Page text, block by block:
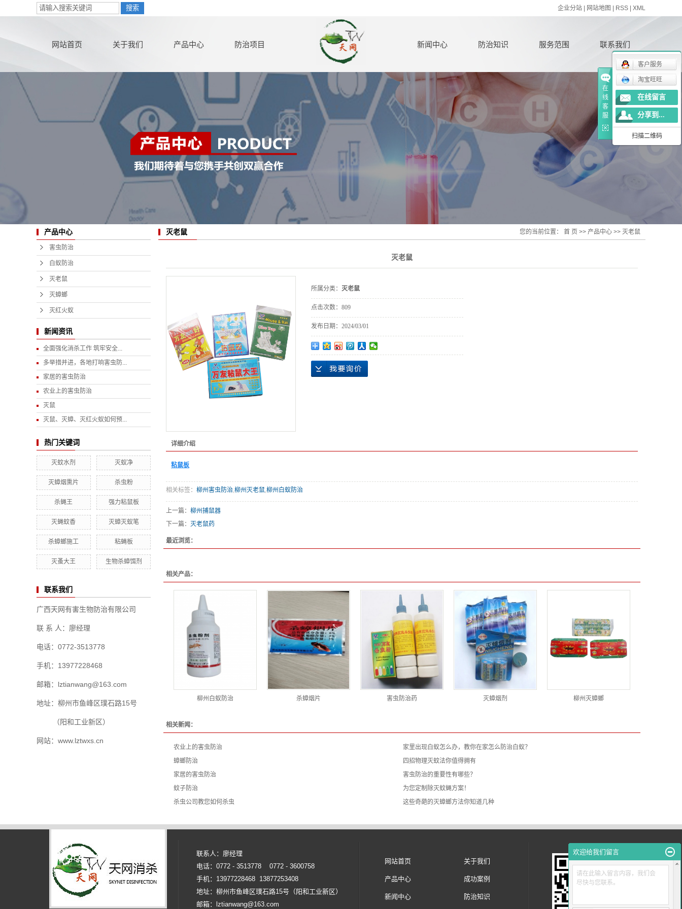
企业分站 网站地图 RSS XML
网站首页 关于我们
联系我们
在线购买
产品中心
白蚁防治
灭老鼠
灭蟑螂
灭红火蚁
防治项目
蟑螂防治
蚊子防治
红火蚁防治
苍蝇防治
白蚁防治
室内外消毒
甲醛处理
保洁服务
新闻中心
行业动态
防治知识
防治知识 服务范围 联系我们
产品中心
害虫防治
白蚁防治
灭老鼠
灭蟑螂
灭红火蚁
新闻资讯
全面强化消杀工作 筑牢安全...
多举措并进，各地打响害虫防...
家居的害虫防治
农业上的害虫防治
灭鼠
灭鼠、灭蟑、灭红火蚁如何预...
热门关键词
灭蚊水剂 灭蚁净
灭蟑烟熏片 杀虫粉
杀蝇王 强力粘鼠板
灭蝇蚊香 灭蟑灭蚁笔
杀蟑螂施工 粘蝇板
灭蚤大王 生物杀蟑饵剂
联系我们
广西天网有害生物防治有限公司
联 系 人：廖经理
电话：0772-3513778
手机：13977228468
邮箱：lztianwang@163.com
地址：柳州市鱼峰区璞石路15号
（阳和工业新区）
网站：www.lztwxs.cn
灭老鼠 您的当前位置： 首 页 >> 产品中心 >> 灭老鼠
灭老鼠
所属分类： 灭老鼠
点击次数： 809
发布日期： 2024/03/01
详细介绍
粘鼠板
相关标签： 柳州害虫防治,柳州灭老鼠,柳州白蚁防治
上一篇： 柳州捕鼠器
下一篇： 灭老鼠药
最近浏览：
相关产品：
柳州白蚁防治 杀蟑烟片 害虫防治药 灭蟑烟剂 柳州灭蟑螂
相关新闻：
农业上的害虫防治
家里出现白蚁怎么办，教你在家怎么防治白蚁？
蟑螂防治
四招物理灭蚊法你值得拥有
家居的害虫防治
害虫防治的重要性有哪些？
蚊子防治
为您定制除灭蚊蝇方案！
杀虫公司教您如何杀虫
这些奇葩的灭蟑螂方法你知道几种
联系人：廖经理
电话：0772 - 3513778 0772 - 3600758
手机：13977228468 13877253408
地址：柳州市鱼峰区璞石路15号（阳和工业新区）
邮箱：lztianwang@163.com
网站首页 关于我们
产品中心 成功案例
新闻中心 防治知识
在
线
客
服
客户服务
淘宝旺旺
在线留言
分享到...
扫描二维码
欢迎给我们留言
请在此输入留言内容，我们会
尽快与您联系。